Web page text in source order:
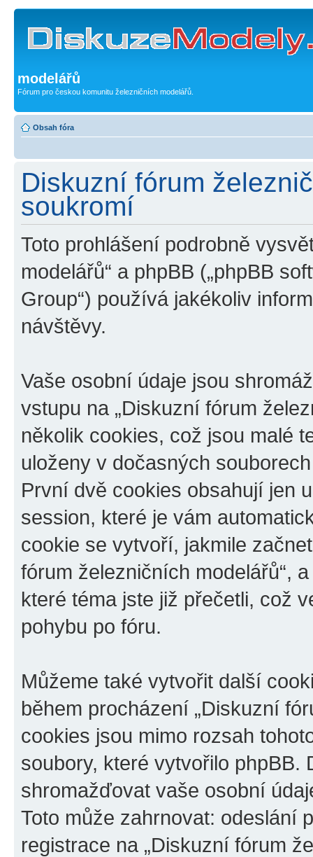
modelářů
Fórum pro českou komunitu železničních modelářů.
Obsah fóra
Diskuzní fórum
soukromí
Toto prohlášení podrobně
modelářů“ a phpBB („phpBB
Group“) používá jakékoliv
návštěvy.
Vaše osobní údaje jsou
vstupu na „Diskuzní fórum
několik cookies, což jsou malé
uloženy v dočasných
První dvě cookies obsahují jen
session, které je vám
cookie se vytvoří, jakmile
fórum železničních modelářů“,
které téma jste již přečetli, což
pohybu po fóru.
Můžeme také vytvořit další
během procházení „Diskuzní
cookies jsou mimo rozsah
soubory, které vytvořilo phpBB.
shromažďovat vaše osobní
Toto může zahrnovat: odeslání
registrace na „Diskuzní fórum